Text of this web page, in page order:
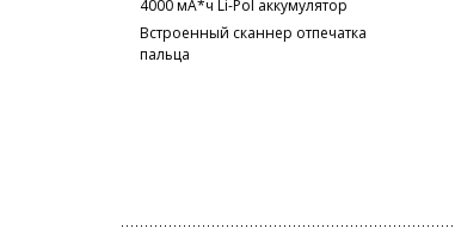
4000 мА*ч Li-Pol аккумулятор
Встроенный сканнер отпечатка
пальца